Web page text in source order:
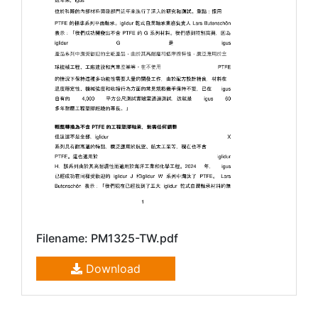
Filename: PM1325-TW.pdf
Download